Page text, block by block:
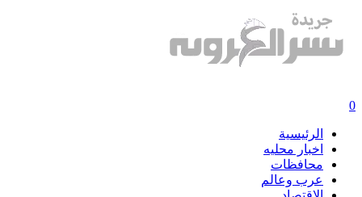
0
الرئيسية
اخبار محليه
محافظات
عرب وعالم